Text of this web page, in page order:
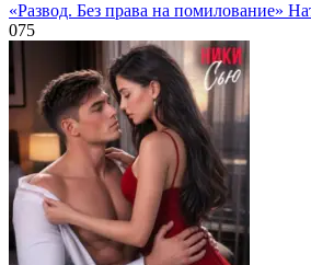
«Развод. Без права на помилование»
075